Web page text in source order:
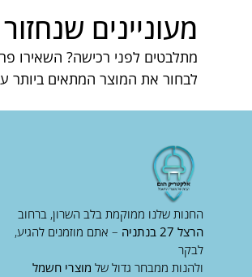
מעוניינים
מתלבטים לפני רכישה? השאירו
לבחור את המוצר המתאים ביותר
החנות שלנו ממוקמת בלב השרון, ברחוב
הרצל 27 בנתניה
– אתם מוזמנים להגיע,
לבקר
ולהנות ממבחר גדול של מוצרי חשמל